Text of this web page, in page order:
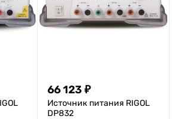
66 123 ₽
Источник питания RIGOL
DP832